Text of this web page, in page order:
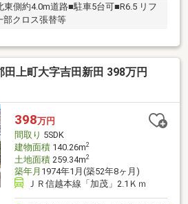
側約4.0m道路■駐車5台可■R6.5 リフ
部クロス張替等
田上町大字吉田新田 398万円
398万円
間取り 5SDK
建物面積140.26m2
土地面積259.34m2
築年月 1974年1月(築52年8ヶ月)
ＪＲ信越本線「加茂」2.1Ｋｍ